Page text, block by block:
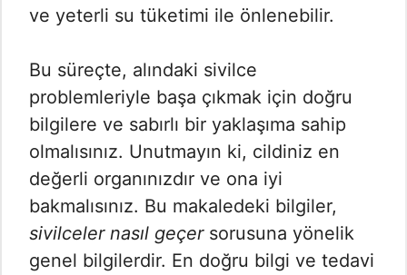
ve yeterli su tüketimi ile önlenebilir.
Bu süreçte, alındaki sivilce
problemleriyle başa çıkmak için doğru
bilgilere ve sabırlı bir yaklaşıma sahip
olmalısınız. Unutmayın ki, cildiniz en
değerli organınızdır ve ona iyi
bakmalısınız. Bu makaledeki bilgiler,
sivilceler nasıl geçersorusuna yönelik
genel bilgilerdir. En doğru bilgi ve tedavi